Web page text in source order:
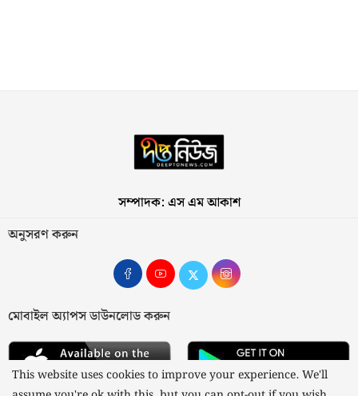
সম্পাদক: এস এম আকাশ
অনুসরণ করুন
মোবাইল অ্যাপস ডাউনলোড করুন
This website uses cookies to improve your experience. We'll